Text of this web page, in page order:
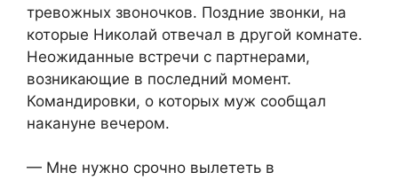
тревожных звоночков. Поздние звонки, на
которые Николай отвечал в другой комнате.
Неожиданные встречи с партнерами,
возникающие в последний момент.
Командировки, о которых муж сообщал
накануне вечером.
— Мне нужно срочно вылететь в